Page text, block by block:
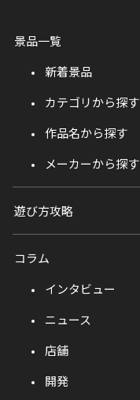
景品一覧
新着景品
カテゴリから探す
作品名から探す
メーカーから探す
遊び方攻略
コラム
インタビュー
ニュース
店舗
開発